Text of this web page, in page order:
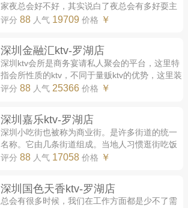
家夜总会好不好，其实说白了夜总会有多好耍主
要就是看那家夜总会的质量高，那么深圳哪些夜
评分 88 人气 19709 价格 ￥
深圳金融汇ktv-罗湖店
深圳ktv会所是商务宴请私人聚会的平台，这里特
指会所性质的ktv，不同于量贩ktv的优势，这里装
修档次高，服务优质，资源丰富。这里是你交流
评分 88 人气 25366 价格 ￥
深圳嘉乐ktv-罗湖店
深圳小吃街也被称为商业街。是许多街道的统一
名称。它由几条街道组成。当地人习惯逛街吃饭
都去那里。它具有浓厚的珠海文化和氛围，为深
评分 88 人气 17058 价格 ￥
深圳国色天香ktv-罗湖店
总会有很多时候，我们在工作方面都是少不了需